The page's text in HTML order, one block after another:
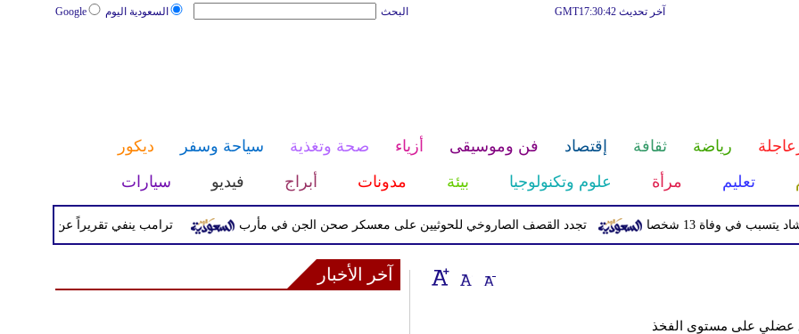
السعودية اليوم Google البحث آخر تحديث GMT17:30:42
رياضة ثقافة إقتصاد فن وموسيقى أزياء صحة وتغذية سياحة وسفر
ديكور
تعليم مرأة علوم وتكنولوجيا بيئة مدونات أبراج فيديو سيارات
ترامب ينفي تقريراً عن خلافه مع تجدد القصف الصاروخي للحوثيين على معسكر صحن الجن في مأرب وفاة 13 شخصا
عضلي على مستوى الفخذ
آخر الأخبار